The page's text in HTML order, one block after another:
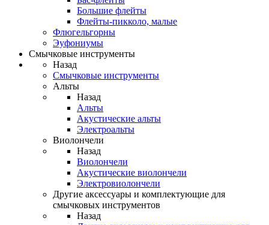
Большие флейты
Флейты-пикколо, малые
Флюгельгорны
Эуфониумы
Смычковые инструменты
Назад
Смычковые инструменты
Альты
Назад
Альты
Акустические альты
Электроальты
Виолончели
Назад
Виолончели
Акустические виолончели
Электровиолончели
Другие аксессуары и комплектующие для
смычковых инструментов
Назад